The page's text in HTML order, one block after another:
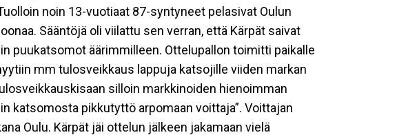
noin 13-vuotiaat 87-syntyneet pelasivat Oulun
Sääntöjä oli viilattu sen verran, että Kärpät saivat
puukatsomot äärimmilleen. Ottelupallon toimitti paikalle
mm tulosveikkaus lappuja katsojille viiden markan
silloin markkinoiden hienoimman
katsomosta pikkutyttö arpomaan voittaja”. Voittajan
Oulu. Kärpät jäi ottelun jälkeen jakamaan vielä